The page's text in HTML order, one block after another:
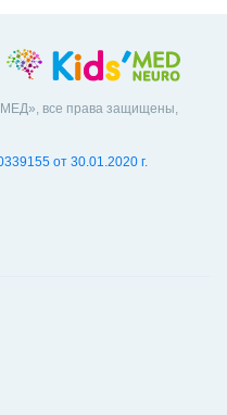
все права защищены,
от 30.01.2020 г.